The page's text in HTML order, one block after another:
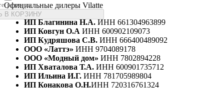
размеры
В КОРЗИНУ
Официальные дилеры Vilatte
ИП Благинина Н.А.ИНН 661304963899
ИП Ковгун О.А ИНН 600902109073
ИП Кудряшова С.В. ИНН 666400489092
ООО «Латтэ» ИНН 9704089178
ООО «Модный дом» ИНН 7802894228
ИП Хваталова Т.А. ИНН 600901735712
ИП Ильина И.Г. ИНН 781705989804
ИП Конакова О.Н.ИНН 720316761324